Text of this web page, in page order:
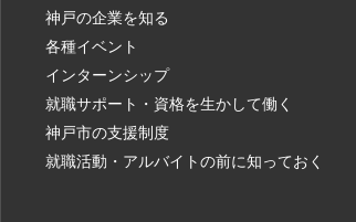
神戸の企業を知る
各種イベント
インターンシップ
就職サポート・資格を生かして働く
神戸市の支援制度
就職活動・アルバイトの前に知っておく